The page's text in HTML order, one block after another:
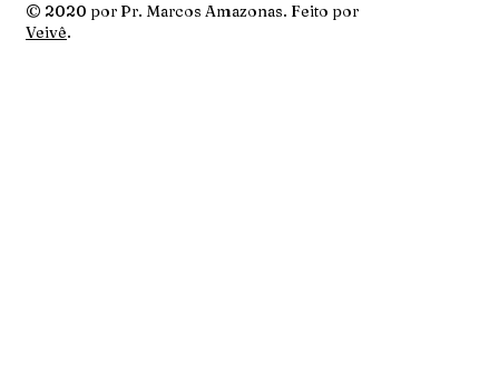
© 2020 por Pr. Marcos Amazonas. Feito por
Veivê.